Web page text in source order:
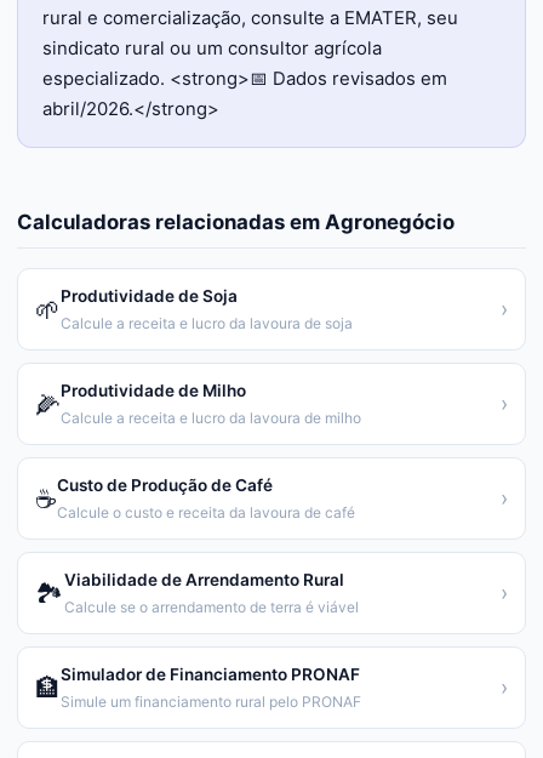
rural e comercialização, consulte a EMATER, seu
sindicato rural ou um consultor agrícola
especializado. <strong>📅 Dados revisados em
abril/2026.</strong>
Calculadoras relacionadas em Agronegócio
🌱Produtividade de Soja
Calcule a receita e lucro da lavoura de soja
›
🌽Produtividade de Milho
Calcule a receita e lucro da lavoura de milho
›
☕Custo de Produção de Café
Calcule o custo e receita da lavoura de café
›
🏞️Viabilidade de Arrendamento Rural
Calcule se o arrendamento de terra é viável
›
🏦Simulador de Financiamento PRONAF
Simule um financiamento rural pelo PRONAF
›